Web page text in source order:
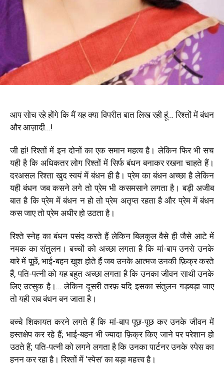
आप सोच रहे होंगे कि मैं यह क्या विपरीत बात लिख रही हूं… रिश्तों में बंधन
और आज़ादी…!
जी हां! रिश्तों में इन दोनों का एक समान महत्व है। लेकिन फिर भी सच
यही है कि अधिकतर लोग रिश्तों में सिर्फ बंधन बनाकर रखना चाहते हैं।
दरअसल रिश्ता खुद स्वयं में बंधन ही है। प्रेम का बंधन अच्छा है लेकिन
यही बंधन जब कसने लगे तो प्रेम भी कसमसाने लगता है। बड़ी अजीब
बात है कि प्रेम में बंधन न हो तो प्रेम अतृप्त रहता है और प्रेम में बंधन
कस जाए तो प्रेम अधीर हो उठता है।
रिश्ते स्नेह का बंधन पसंद करते हैं लेकिन बिलकुल वैसे ही जैसे आटे में
नमक का संतुलन। बच्चों को अच्छा लगता है कि मां-बाप उनसे उनके
बारे में पूछें, भाई-बहन खुश होते हैं जब उनके आत्मज उनकी फ़िक्र करते
हैं, पति-पत्नी को यह बहुत अच्छा लगता है कि उनका जीवन साथी उनके
लिए उत्सुक है।… लेकिन दूसरी तरफ़ यदि इसका संतुलन गड़बड़ा जाए
तो यही सब बंधन बन जाता है।
बच्चे शिकायत करने लगते हैं कि मां-बाप पूछ-पूछ कर उनके जीवन में
हस्तक्षेप कर रहे हैं; भाई-बहन भी ज्यादा फ़िक्र किए जाने पर परेशान हो
उठते हैं; पति-पत्नी को लगने लगता है कि उनका पार्टनर उनके स्पेस का
हनन कर रहा है। रिश्तों में ‘स्पेस’ का बड़ा महत्त्व है।